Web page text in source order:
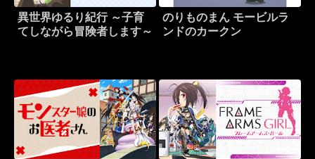
異世界ゆるり紀行 ～子育
てしながら冒険者します～
のりものまん モービルラ
ンドのカークン